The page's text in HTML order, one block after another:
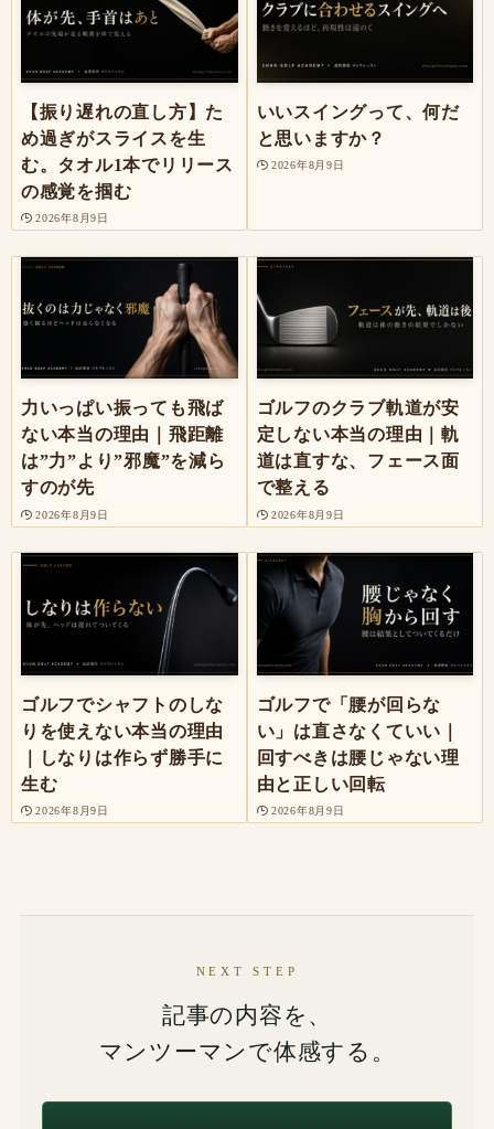
【振り遅れの直し方】た
め過ぎがスライスを生
む。タオル1本でリリース
の感覚を掴む
2026年8月9日
いいスイングって、何だ
と思いますか？
2026年8月9日
力いっぱい振っても飛ば
ない本当の理由｜飛距離
は”力”より”邪魔”を減ら
すのが先
2026年8月9日
ゴルフのクラブ軌道が安
定しない本当の理由｜軌
道は直すな、フェース面
で整える
2026年8月9日
ゴルフでシャフトのしな
りを使えない本当の理由
｜しなりは作らず勝手に
生む
2026年8月9日
ゴルフで「腰が回らな
い」は直さなくていい｜
回すべきは腰じゃない理
由と正しい回転
2026年8月9日
NEXT STEP
記事の内容を、
マンツーマンで体感する。